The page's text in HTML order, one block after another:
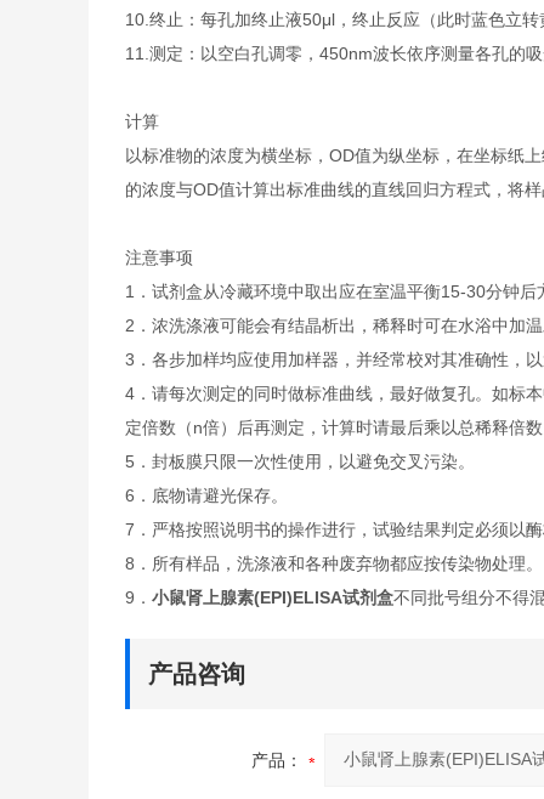
10. 终止：每孔加终止液50μl，终止反应（此时蓝色立转
11. 测定：以空白孔调零，450nm波长依序测量各孔的
计算
以标准物的浓度为横坐标，OD值为纵坐标，在坐标纸
的浓度与OD值计算出标准曲线的直线回归方程式，将
注意事项
1．试剂盒从冷藏环境中取出应在室温平衡15-30分钟
2．浓洗涤液可能会有结晶析出，稀释时可在水浴中加
3．各步加样均应使用加样器，并经常校对其准确性，
4．请每次测定的同时做标准曲线，最好做复孔。如标
定倍数（n倍）后再测定，计算时请最后乘以总稀释倍
5．封板膜只限一次性使用，以避免交叉污染。
6．底物请避光保存。
7．严格按照说明书的操作进行，试验结果判定必须以
8．所有样品，洗涤液和各种废弃物都应按传染物处理。
9． 小鼠肾上腺素(EPI)ELISA试剂盒不同批号组分不得
产品咨询
产品：